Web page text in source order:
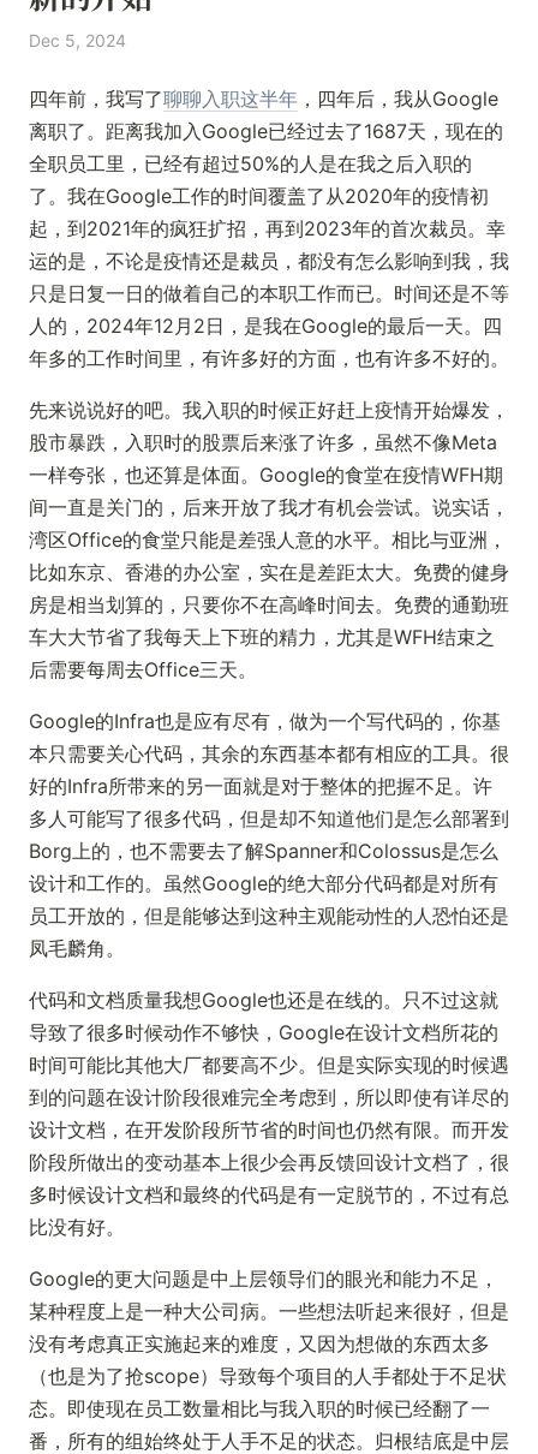
Dec 5, 2024
四年前，我写了聊聊入职这半年 ，四年后，我从Google
离职了。距离我加入Google已经过去了1687天，现在的
全职员工里，已经有超过50%的人是在我之后入职的
了。我在Google工作的时间覆盖了从2020年的疫情初
起，到2021年的疯狂扩招，再到2023年的首次裁员。幸
运的是，不论是疫情还是裁员，都没有怎么影响到我，我
只是日复一日的做着自己的本职工作而已。时间还是不等
人的，2024年12月2日，是我在Google的最后一天。四
年多的工作时间里，有许多好的方面，也有许多不好的。
先来说说好的吧。我入职的时候正好赶上疫情开始爆发，
股市暴跌，入职时的股票后来涨了许多，虽然不像Meta
一样夸张，也还算是体面。Google的食堂在疫情WFH期
间一直是关门的，后来开放了我才有机会尝试。说实话，
湾区Office的食堂只能是差强人意的水平。相比与亚洲，
比如东京、香港的办公室，实在是差距太大。免费的健身
房是相当划算的，只要你不在高峰时间去。免费的通勤班
车大大节省了我每天上下班的精力，尤其是WFH结束之
后需要每周去Office三天。
Google的Infra也是应有尽有，做为一个写代码的，你基
本只需要关心代码，其余的东西基本都有相应的工具。很
好的Infra所带来的另一面就是对于整体的把握不足。许
多人可能写了很多代码，但是却不知道他们是怎么部署到
Borg上的，也不需要去了解Spanner和Colossus是怎么
设计和工作的。虽然Google的绝大部分代码都是对所有
员工开放的，但是能够达到这种主观能动性的人恐怕还是
凤毛麟角。
代码和文档质量我想Google也还是在线的。只不过这就
导致了很多时候动作不够快，Google在设计文档所花的
时间可能比其他大厂都要高不少。但是实际实现的时候遇
到的问题在设计阶段很难完全考虑到，所以即使有详尽的
设计文档，在开发阶段所节省的时间也仍然有限。而开发
阶段所做出的变动基本上很少会再反馈回设计文档了，很
多时候设计文档和最终的代码是有一定脱节的，不过有总
比没有好。
Google的更大问题是中上层领导们的眼光和能力不足，
某种程度上是一种大公司病。一些想法听起来很好，但是
没有考虑真正实施起来的难度，又因为想做的东西太多
（也是为了抢scope）导致每个项目的人手都处于不足状
态。即使现在员工数量相比与我入职的时候已经翻了一
番，所有的组始终处于人手不足的状态。归根结底是中层